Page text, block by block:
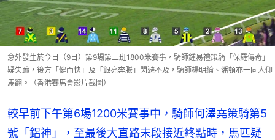
意外發生於今日（9日）第9場第三班1800米賽事，騎師鍾易禮策騎「保羅傳奇」
疑失蹄，後方「健而快」及「銀亮奔騰」閃避不及，騎師楊明綸、潘頓亦一同人仰
馬翻。（香港賽馬會影片截圖）
較早前下午第6場1200米賽事中，騎師何澤堯策騎第5
號「鋁神」，至最後大直路末段接近終點時，馬匹疑